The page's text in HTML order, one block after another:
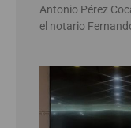
Antonio Pérez
el notario